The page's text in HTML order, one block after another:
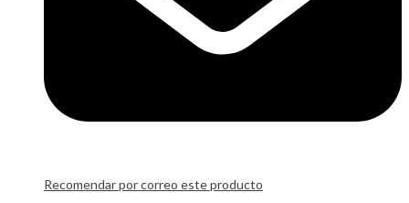
Recomendar por correo este producto